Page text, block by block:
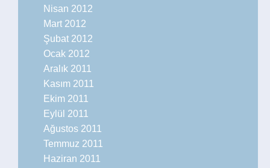
Nisan 2012
Mart 2012
Şubat 2012
Ocak 2012
Aralık 2011
Kasım 2011
Ekim 2011
Eylül 2011
Ağustos 2011
Temmuz 2011
Haziran 2011